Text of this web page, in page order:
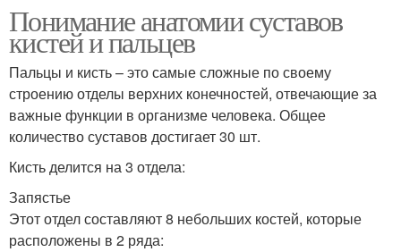
Понимание анатомии суставов
кистей и пальцев
Пальцы и кисть – это самые сложные по своему
строению отделы верхних конечностей, отвечающие за
важные функции в организме человека. Общее
количество суставов достигает 30 шт.
Кисть делится на 3 отдела:
Запястье
Этот отдел составляют 8 небольших костей, которые
расположены в 2 ряда: